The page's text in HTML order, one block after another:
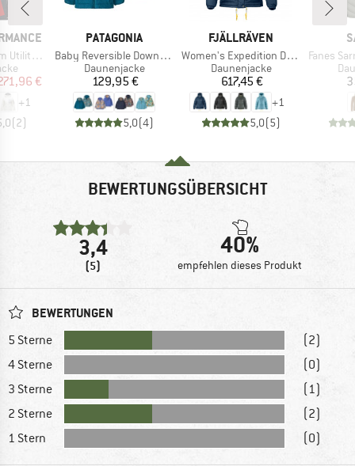
Hood
Preis
€
+1
(2)
MARKE
PATAGONIA
Artikel
Baby Reversible Down Sweater Hoody
Produktgruppe
Daunenjacke
Preis
129,95 €
5,0(4)
MARKE
FJÄLLRÄVEN
Artikel
Women's Expedition Down Lite Jacket
Produktgruppe
Daunenjacke
Preis
617,45 €
+1
5,0(5)
Artikel
Fanes Sarner
BEWERTUNGSÜBERSICHT
3,4
(5)
40%
empfehlen dieses Produkt
BEWERTUNGEN
5 Sterne
(2)
4 Sterne
(0)
3 Sterne
(1)
2 Sterne
(2)
1 Stern
(0)